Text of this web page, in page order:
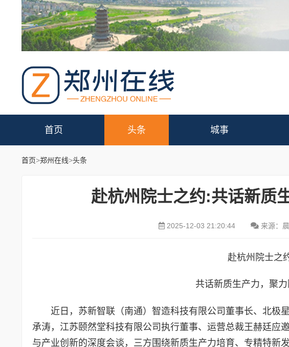
首页 头条 城事
首页>郑州在线>头条
赴杭州院士之约:共话新质
2025-12-03 21:20:44 来源：
赴杭州院士之
共话新质生产力，聚力
近日，苏新智联（南通）智造科技有限公司董事长、北极
承涛，江苏颐然堂科技有限公司执行董事、运营总裁王赫廷应
与产业创新的深度会谈，三方围绕新质生产力培育、专精特新